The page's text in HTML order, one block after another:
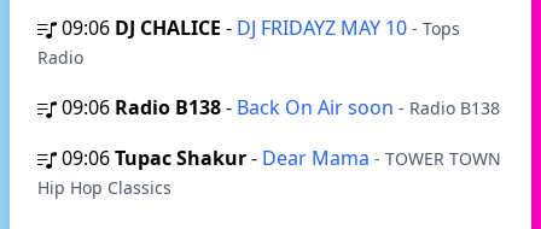
09:06 DJ CHALICE - DJ FRIDAYZ MAY 10 - Tops
Radio
09:06 Radio B138- Back On Air soon - Radio B138
09:06Tupac Shakur- Dear Mama - TOWER TOWN
Hip Hop Classics